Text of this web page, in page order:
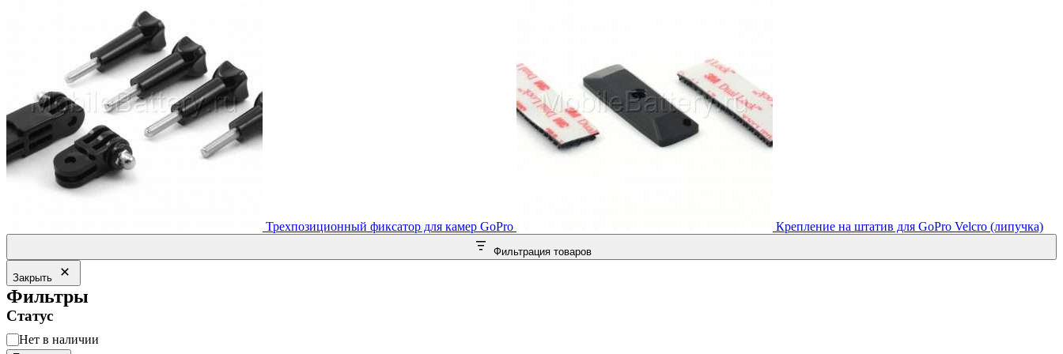
Трехпозиционный фиксатор для камер GoPro Крепление на штатив для GoPro Velcro (липучка)
Фильтрация товаров
Закрыть
Фильтры
Статус
Статус
Нет в наличии